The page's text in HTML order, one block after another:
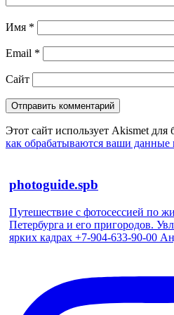
Имя *
Email *
Сайт
Этот сайт использует Akismet
как обрабатываются ваши данные
photoguide.spb
Путешествие с фотосессией по
Петербурга и его пригородов.
ярких кадрах +7-904-633-90-00